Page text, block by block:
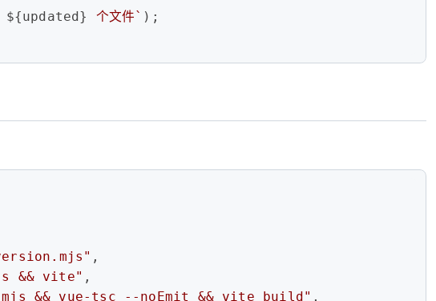
${updated} 个文件` );
,
&& vite" ,
&& vue-tsc --noEmit && vite build" ,